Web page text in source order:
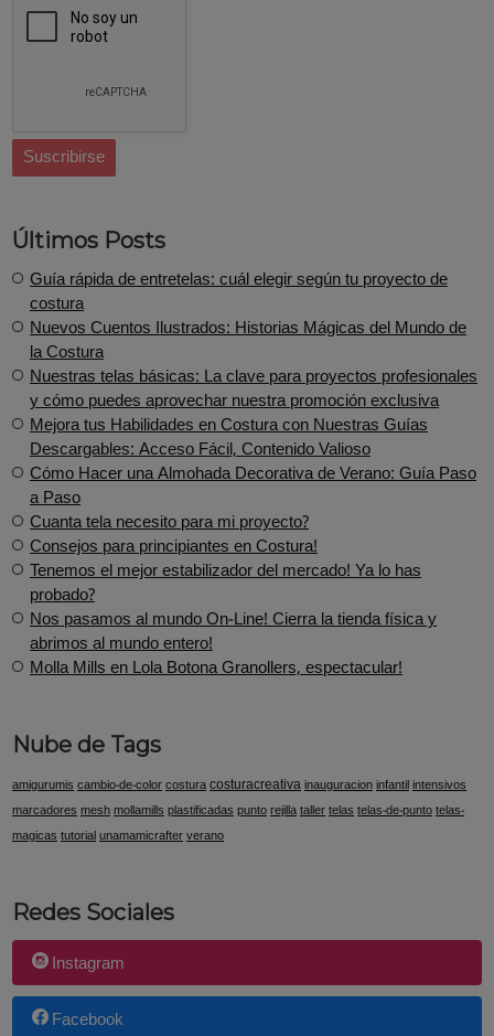
Últimos Posts
Guía rápida de entretelas: cuál elegir según tu proyecto de
costura
Nuevos Cuentos Ilustrados: Historias Mágicas del Mundo de
la Costura
​Nuestras telas básicas: La clave para proyectos profesionales
y cómo puedes aprovechar nuestra promoción exclusiva
Mejora tus Habilidades en Costura con Nuestras Guías
Descargables: Acceso Fácil, Contenido Valioso
Cómo Hacer una Almohada Decorativa de Verano: Guía Paso
a Paso
Cuanta tela necesito para mi proyecto?
Consejos para principiantes en Costura!
Tenemos el mejor estabilizador del mercado! Ya lo has
probado?
Nos pasamos al mundo On-Line! Cierra la tienda física y
abrimos al mundo entero!
Molla Mills en Lola Botona Granollers, espectacular!
Nube de Tags
amigurumiscambio-de-colorcosturacosturacreativainauguracioninfantilintensivos
marcadoresmeshmollamillsplastificadaspuntorejillatallertelastelas-de-puntotelas-
magicastutorialunamamicrafterverano
Redes Sociales
Instagram
Facebook